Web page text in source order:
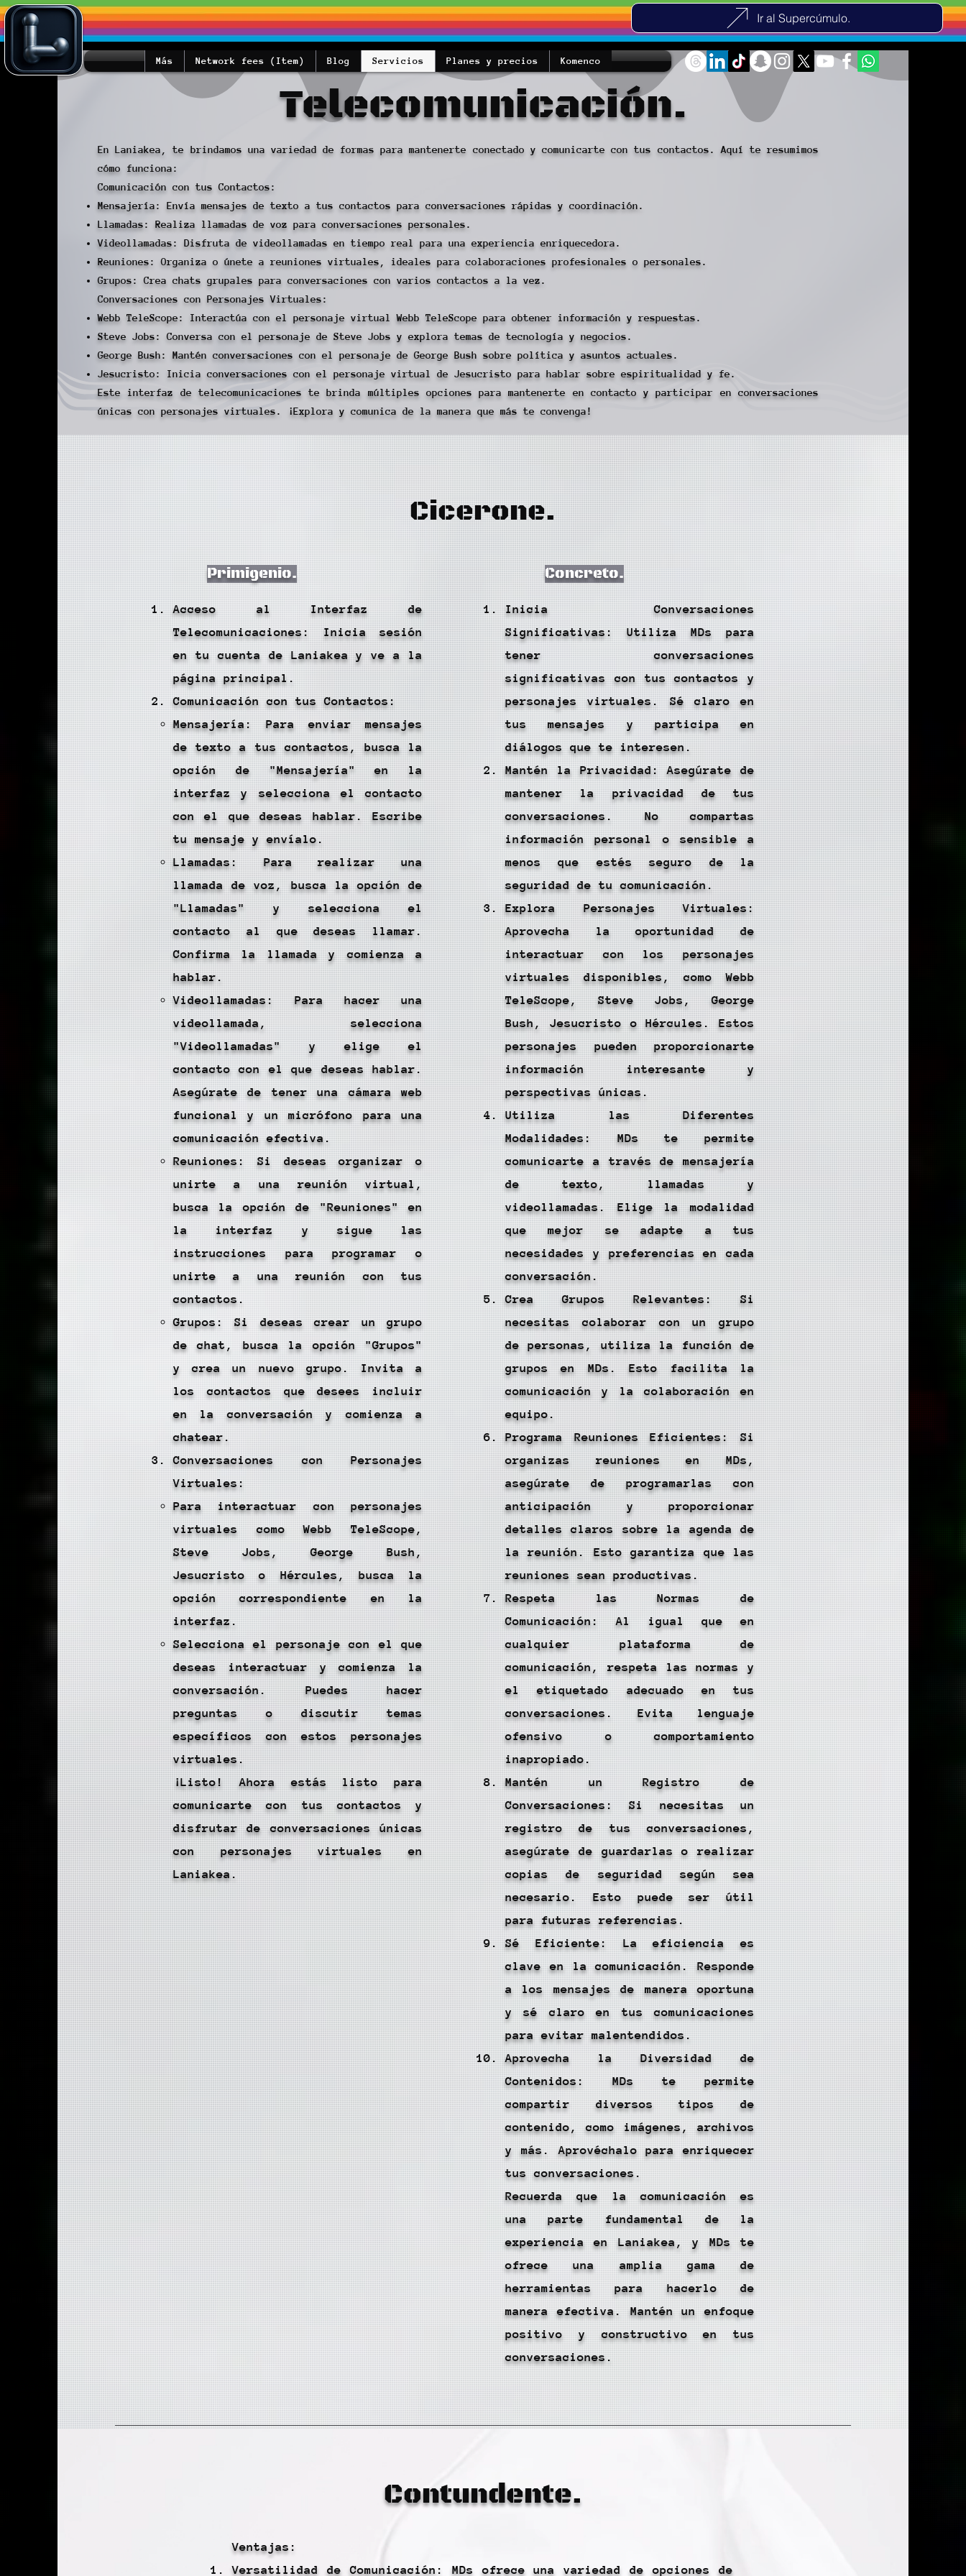
Ir al Supercúmulo.
Komenco
Planes y precios
Servicios
Blog
Network fees (Item)
Más
Telecomunicación.
En Laniakea, te brindamos una variedad de formas para mantenerte conectado y comunicarte con tus contactos. Aquí te resumimos
cómo funciona:
Comunicación con tus Contactos:
Mensajería: Envía mensajes de texto a tus contactos para conversaciones rápidas y coordinación.
Llamadas: Realiza llamadas de voz para conversaciones personales.
Videollamadas: Disfruta de videollamadas en tiempo real para una experiencia enriquecedora.
Reuniones: Organiza o únete a reuniones virtuales, ideales para colaboraciones profesionales o personales.
Grupos: Crea chats grupales para conversaciones con varios contactos a la vez.
Conversaciones con Personajes Virtuales:
Webb TeleScope: Interactúa con el personaje virtual Webb TeleScope para obtener información y respuestas.
Steve Jobs: Conversa con el personaje de Steve Jobs y explora temas de tecnología y negocios.
George Bush: Mantén conversaciones con el personaje de George Bush sobre política y asuntos actuales.
Jesucristo: Inicia conversaciones con el personaje virtual de Jesucristo para hablar sobre espiritualidad y fe.​
Este interfaz de telecomunicaciones te brinda múltiples opciones para mantenerte en contacto y participar en conversaciones
únicas con personajes virtuales. ¡Explora y comunica de la manera que más te convenga!
Cicerone.
Primigenio.
Acceso al Interfaz de
Telecomunicaciones: Inicia sesión
en tu cuenta de Laniakea y ve a la
página principal.
Comunicación con tus Contactos:
Mensajería: Para enviar mensajes
de texto a tus contactos, busca la
opción de "Mensajería" en la
interfaz y selecciona el contacto
con el que deseas hablar. Escribe
tu mensaje y envíalo.
Llamadas: Para realizar una
llamada de voz, busca la opción de
"Llamadas" y selecciona el
contacto al que deseas llamar.
Confirma la llamada y comienza a
hablar.
Videollamadas: Para hacer una
videollamada, selecciona
"Videollamadas" y elige el
contacto con el que deseas hablar.
Asegúrate de tener una cámara web
funcional y un micrófono para una
comunicación efectiva.
Reuniones: Si deseas organizar o
unirte a una reunión virtual,
busca la opción de "Reuniones" en
la interfaz y sigue las
instrucciones para programar o
unirte a una reunión con tus
contactos.
Grupos: Si deseas crear un grupo
de chat, busca la opción "Grupos"
y crea un nuevo grupo. Invita a
los contactos que desees incluir
en la conversación y comienza a
chatear.
Conversaciones con Personajes
Virtuales:
Para interactuar con personajes
virtuales como Webb TeleScope,
Steve Jobs, George Bush,
Jesucristo o Hércules, busca la
opción correspondiente en la
interfaz.
Selecciona el personaje con el que
deseas interactuar y comienza la
conversación. Puedes hacer
preguntas o discutir temas
específicos con estos personajes
virtuales.
¡Listo! Ahora estás listo para
comunicarte con tus contactos y
disfrutar de conversaciones únicas
con personajes virtuales en
Laniakea.
Concreto.
Inicia Conversaciones
Significativas: Utiliza MDs para
tener conversaciones
significativas con tus contactos y
personajes virtuales. Sé claro en
tus mensajes y participa en
diálogos que te interesen.
Mantén la Privacidad: Asegúrate de
mantener la privacidad de tus
conversaciones. No compartas
información personal o sensible a
menos que estés seguro de la
seguridad de tu comunicación.
Explora Personajes Virtuales:
Aprovecha la oportunidad de
interactuar con los personajes
virtuales disponibles, como Webb
TeleScope, Steve Jobs, George
Bush, Jesucristo o Hércules. Estos
personajes pueden proporcionarte
información interesante y
perspectivas únicas.
Utiliza las Diferentes
Modalidades: MDs te permite
comunicarte a través de mensajería
de texto, llamadas y
videollamadas. Elige la modalidad
que mejor se adapte a tus
necesidades y preferencias en cada
conversación.
Crea Grupos Relevantes: Si
necesitas colaborar con un grupo
de personas, utiliza la función de
grupos en MDs. Esto facilita la
comunicación y la colaboración en
equipo.
Programa Reuniones Eficientes: Si
organizas reuniones en MDs,
asegúrate de programarlas con
anticipación y proporcionar
detalles claros sobre la agenda de
la reunión. Esto garantiza que las
reuniones sean productivas.
Respeta las Normas de
Comunicación: Al igual que en
cualquier plataforma de
comunicación, respeta las normas y
el etiquetado adecuado en tus
conversaciones. Evita lenguaje
ofensivo o comportamiento
inapropiado.
Mantén un Registro de
Conversaciones: Si necesitas un
registro de tus conversaciones,
asegúrate de guardarlas o realizar
copias de seguridad según sea
necesario. Esto puede ser útil
para futuras referencias.
Sé Eficiente: La eficiencia es
clave en la comunicación. Responde
a los mensajes de manera oportuna
y sé claro en tus comunicaciones
para evitar malentendidos.
Aprovecha la Diversidad de
Contenidos: MDs te permite
compartir diversos tipos de
contenido, como imágenes, archivos
y más. Aprovéchalo para enriquecer
tus conversaciones.
Recuerda que la comunicación es
una parte fundamental de la
experiencia en Laniakea, y MDs te
ofrece una amplia gama de
herramientas para hacerlo de
manera efectiva. Mantén un enfoque
positivo y constructivo en tus
conversaciones.
Contundente.
Ventajas:
Versatilidad de Comunicación: MDs ofrece una variedad de opciones de